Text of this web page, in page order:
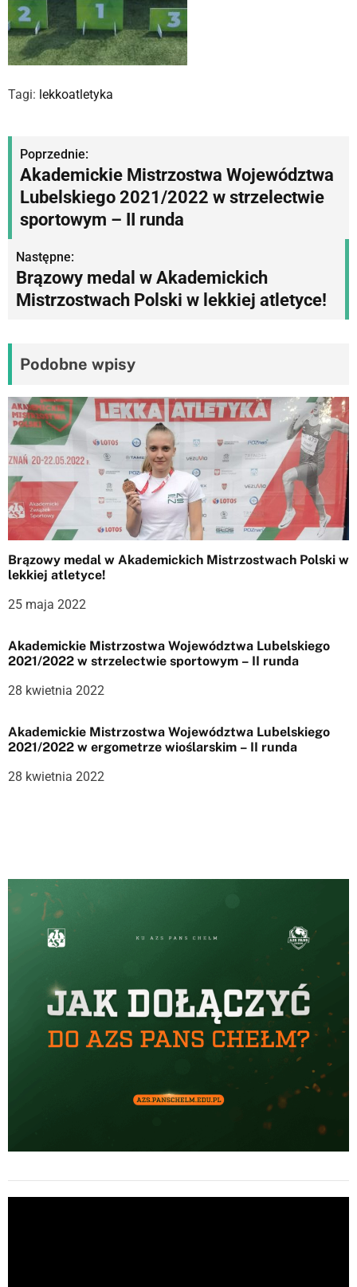
Tagi: lekkoatletyka
N
w
i
g
a
a
w
p
i
s
u
Poprzednie:
Akademickie Mistrzostwa Województwa
Lubelskiego 2021/2022 w strzelectwie
sportowym – II runda
Następne:
Brązowy medal w Akademickich
Mistrzostwach Polski w lekkiej atletyce!
Podobne wpisy
Brązowy medal w Akademickich Mistrzostwach Polski w
lekkiej atletyce!
25 maja 2022
Akademickie Mistrzostwa Województwa Lubelskiego
2021/2022 w strzelectwie sportowym – II runda
28 kwietnia 2022
Akademickie Mistrzostwa Województwa Lubelskiego
2021/2022 w ergometrze wioślarskim – II runda
28 kwietnia 2022